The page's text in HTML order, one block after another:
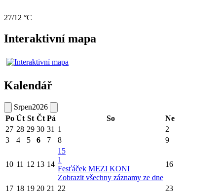
27/12 °C
Interaktivní mapa
Kalendář
Srpen2026
Po Út St Čt Pá So
Ne
27 28 29 30 31 1
2
3
4 5 6 7 8 9
10 11 12 13 14
15
1
Fesťáček MEZI KONI
Zobrazit všechny záznamy ze dne
16
17 18 19 20 21 22 23